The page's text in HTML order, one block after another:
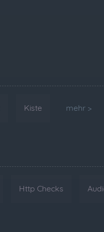
Kiste mehr >
Http Checks